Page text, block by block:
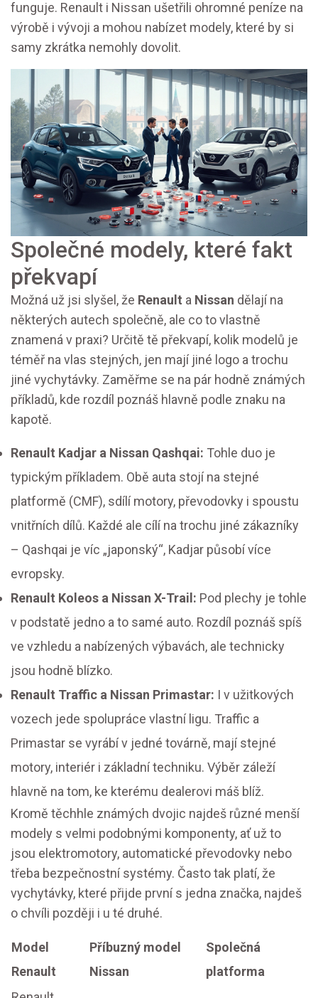
funguje. Renault i Nissan ušetřili ohromné peníze na
výrobě i vývoji a mohou nabízet modely, které by si
samy zkrátka nemohly dovolit.
Společné modely, které fakt
překvapí
Možná už jsi slyšel, že Renault a Nissan dělají na
některých autech společně, ale co to vlastně
znamená v praxi? Určitě tě překvapí, kolik modelů je
téměř na vlas stejných, jen mají jiné logo a trochu
jiné vychytávky. Zaměřme se na pár hodně známých
příkladů, kde rozdíl poznáš hlavně podle znaku na
kapotě.
Renault Kadjar a Nissan Qashqai: Tohle duo je
typickým příkladem. Obě auta stojí na stejné
platformě (CMF), sdílí motory, převodovky i spoustu
vnitřních dílů. Každé ale cílí na trochu jiné zákazníky
– Qashqai je víc „japonský“, Kadjar působí více
evropsky.
Renault Koleos a Nissan X-Trail: Pod plechy je tohle
v podstatě jedno a to samé auto. Rozdíl poznáš spíš
ve vzhledu a nabízených výbavách, ale technicky
jsou hodně blízko.
Renault Traffic a Nissan Primastar: I v užitkových
vozech jede spolupráce vlastní ligu. Traffic a
Primastar se vyrábí v jedné továrně, mají stejné
motory, interiér i základní techniku. Výběr záleží
hlavně na tom, ke kterému dealerovi máš blíž.
Kromě těchhle známých dvojic najdeš různé menší
modely s velmi podobnými komponenty, ať už to
jsou elektromotory, automatické převodovky nebo
třeba bezpečnostní systémy. Často tak platí, že
vychytávky, které přijde první s jedna značka, najdeš
o chvíli později i u té druhé.
Model
Renault
Příbuzný model
Nissan
Společná
platforma